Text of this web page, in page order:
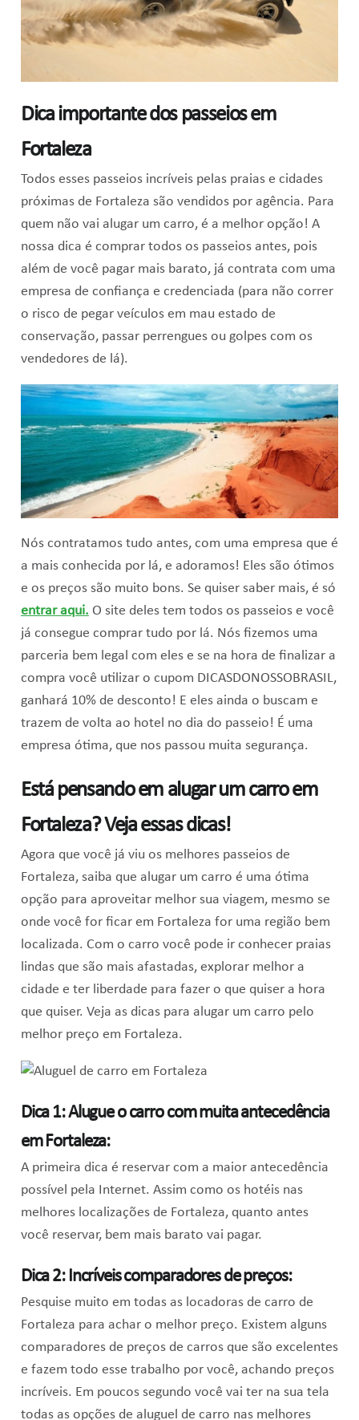
Dica importante dos passeios em
Fortaleza
Todos esses passeios incríveis pelas praias e cidades
próximas de Fortaleza são vendidos por agência. Para
quem não vai alugar um carro, é a melhor opção! A
nossa dica é comprar todos os passeios antes, pois
além de você pagar mais barato, já contrata com uma
empresa de confiança e credenciada (para não correr
o risco de pegar veículos em mau estado de
conservação, passar perrengues ou golpes com os
vendedores de lá).
Nós contratamos tudo antes, com uma empresa que é
a mais conhecida por lá, e adoramos! Eles são ótimos
e os preços são muito bons. Se quiser saber mais, é só
entrar aqui. O site deles tem todos os passeios e você
já consegue comprar tudo por lá. Nós fizemos uma
parceria bem legal com eles e se na hora de finalizar a
compra você utilizar o cupom DICASDONOSSOBRASIL,
ganhará 10% de desconto! E eles ainda o buscam e
trazem de volta ao hotel no dia do passeio! É uma
empresa ótima, que nos passou muita segurança.
Está pensando em alugar um carro em
Fortaleza? Veja essas dicas!
Agora que você já viu os melhores passeios de
Fortaleza, saiba que alugar um carro é uma ótima
opção para aproveitar melhor sua viagem, mesmo se
onde você for ficar em Fortaleza for uma região bem
localizada. Com o carro você pode ir conhecer praias
lindas que são mais afastadas, explorar melhor a
cidade e ter liberdade para fazer o que quiser a hora
que quiser. Veja as dicas para alugar um carro pelo
melhor preço em Fortaleza.
Dica 1: Alugue o carro com muita antecedência
em Fortaleza:
A primeira dica é reservar com a maior antecedência
possível pela Internet. Assim como os hotéis nas
melhores localizações de Fortaleza, quanto antes
você reservar, bem mais barato vai pagar.
Dica 2: Incríveis comparadores de preços:
Pesquise muito em todas as locadoras de carro de
Fortaleza para achar o melhor preço. Existem alguns
comparadores de preços de carros que são excelentes
e fazem todo esse trabalho por você, achando preços
incríveis. Em poucos segundo você vai ter na sua tela
todas as opções de aluguel de carro nas melhores